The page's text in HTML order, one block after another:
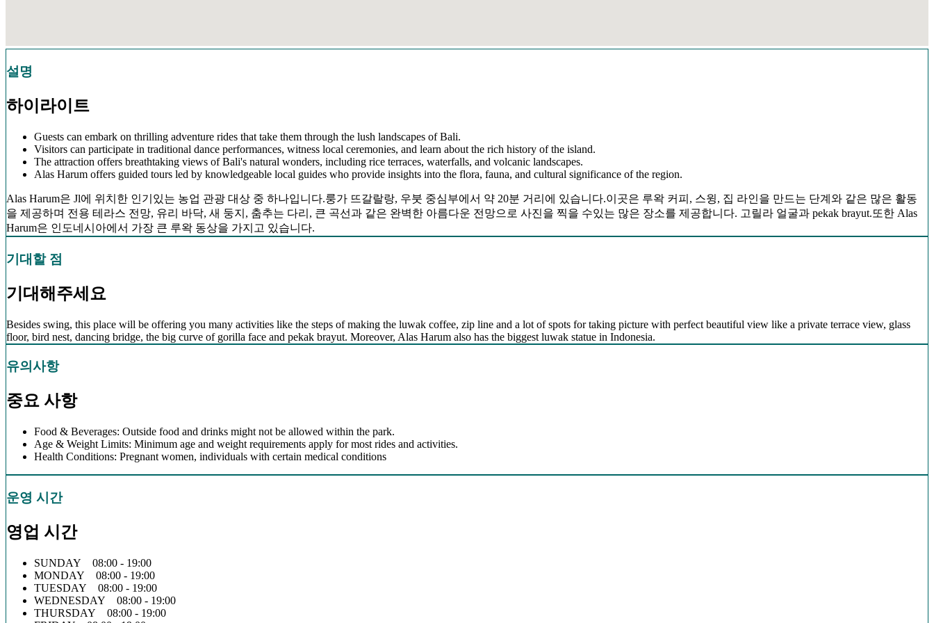
설명
하이라이트
Guests can embark on thrilling adventure rides that take them through the lush landscapes of Bali.
Visitors can participate in traditional dance performances, witness local ceremonies, and learn about the rich history of the island.
The attraction offers breathtaking views of Bali's natural wonders, including rice terraces, waterfalls, and volcanic landscapes.
Alas Harum offers guided tours led by knowledgeable local guides who provide insights into the flora, fauna, and cultural significance of the region.
Alas Harum은 Jl에 위치한 인기있는 농업 관광 대상 중 하나입니다.룽가 뜨갈랄랑, 우붓 중심부에서 약 20분 거리에 있습니다.이곳은 루왁 커피, 스윙, 집 라인을 만드는 단계와 같은 많은 활동
을 제공하며 전용 테라스 전망, 유리 바닥, 새 둥지, 춤추는 다리, 큰 곡선과 같은 완벽한 아름다운 전망으로 사진을 찍을 수있는 많은 장소를 제공합니다. 고릴라 얼굴과 pekak brayut.또한 Alas
Harum은 인도네시아에서 가장 큰 루왁 동상을 가지고 있습니다.
기대할 점
기대해주세요
Besides swing, this place will be offering you many activities like the steps of making the luwak coffee, zip line and a lot of spots for taking picture with perfect beautiful view like a private terrace view, glass
floor, bird nest, dancing bridge, the big curve of gorilla face and pekak brayut. Moreover, Alas Harum also has the biggest luwak statue in Indonesia.
유의사항
중요 사항
Food & Beverages: Outside food and drinks might not be allowed within the park.
Age & Weight Limits: Minimum age and weight requirements apply for most rides and activities.
Health Conditions: Pregnant women, individuals with certain medical conditions
운영 시간
영업 시간
SUNDAY 08:00 - 19:00
MONDAY 08:00 - 19:00
TUESDAY 08:00 - 19:00
WEDNESDAY 08:00 - 19:00
THURSDAY 08:00 - 19:00